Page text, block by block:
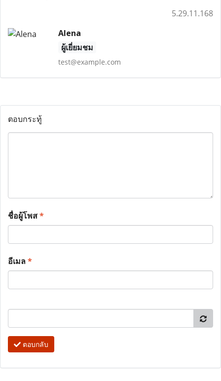
5.29.11.168
Alena
ผู้เยี่ยมชม
test@example.com
ตอบกระทู้
ชื่อผู้โพส*
อีเมล*
ตอบกลับ